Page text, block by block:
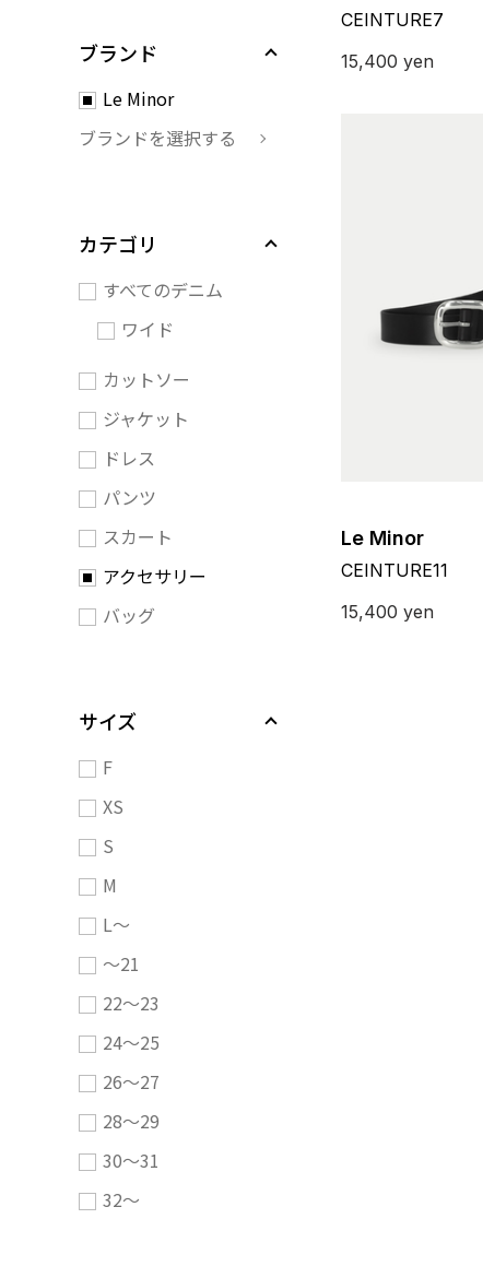
ブランド
Le Minor
ブランドを選択する
カテゴリ
すべてのデニム
ワイド
カットソー
ジャケット
ドレス
パンツ
スカート
アクセサリー
バッグ
サイズ
F
XS
S
M
L～
～21
22～23
24～25
26～27
28～29
30～31
32～
CEINTURE7
15,400 yen
Le Minor
CEINTURE11
15,400 yen